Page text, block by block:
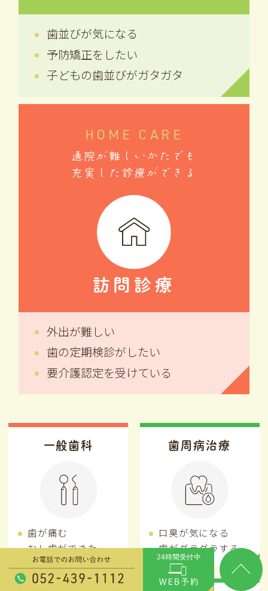
歯並びが気になる
予防矯正をしたい
子どもの歯並びがガタガタ
HOME CARE
通院が難しいかたでも
充実した診療ができる
訪問診療
外出が難しい
歯の定期検診がしたい
要介護認定を受けている
一般歯科
歯が痛む
むし歯ができた
歯周病治療
口臭が気になる
歯がグラグラする